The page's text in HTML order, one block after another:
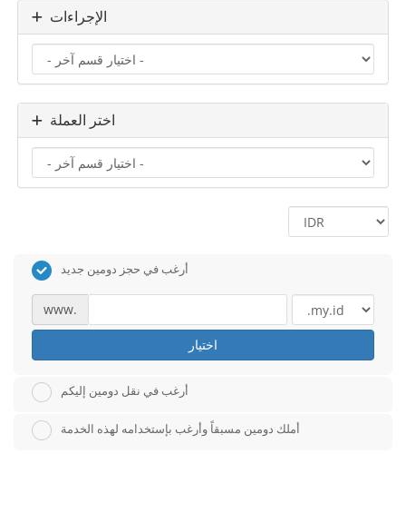
الإجراءات
اختر العملة
أرغب في حجز دومين جديد
www.
اختيار
أرغب في نقل دومين إليكم
أملك دومين مسبقاً وأرغب بإستخدامه لهذه الخدمة